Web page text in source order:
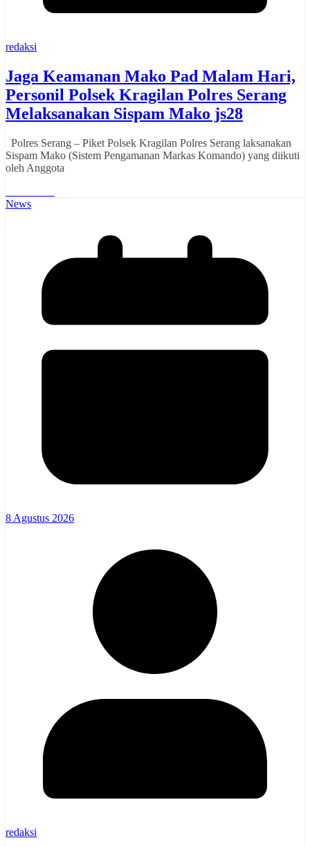
redaksi
Jaga Keamanan Mako Pad Malam Hari,
Personil Polsek Kragilan Polres Serang
Melaksanakan Sispam Mako js28
Polres Serang – Piket Polsek Kragilan Polres Serang laksanakan
Sispam Mako (Sistem Pengamanan Markas Komando) yang diikuti
oleh Anggota
News
8 Agustus 2026
redaksi